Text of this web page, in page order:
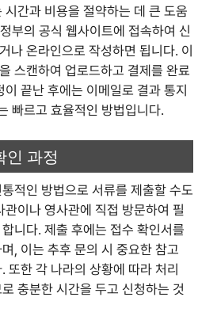
간과 비용을 절약하는 데 큰 도움
부의 공식 웹사이트에 접속하여 신
나 온라인으로 작성하면 됩니다. 이
스캔하여 업로드하고 결제를 완료
끝난 후에는 이메일로 결과 통지
빠르고 효율적인 방법입니다.
인 과정
적인 방법으로 서류를 제출할 수도
관이나 영사관에 직접 방문하여 필
니다. 제출 후에는 접수 확인서를
, 이는 추후 문의 시 중요한 참고
또한 각 나라의 상황에 따라 처리
충분한 시간을 두고 신청하는 것